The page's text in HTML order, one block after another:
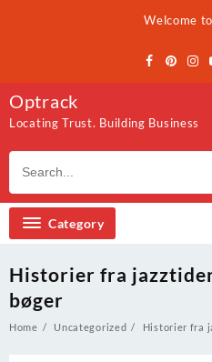
Welcome
Optrack
Locating Trust. Building Business
Category
Historier fra
bøger
Home Uncategorized Historier fra